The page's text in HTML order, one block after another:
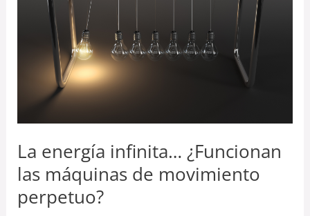
La energía infinita… ¿Funcionan
las máquinas de movimiento
perpetuo?
máquinas
movimiento
perpetuo?